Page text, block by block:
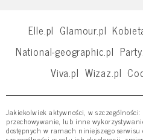
Elle.pl Glamour.pl
National-geographic.pl
Viva.pl Wizaz.pl
Jakiekolwiek aktywności, w
przechowywanie, lub inne
dostępnych w ramach niniejszego